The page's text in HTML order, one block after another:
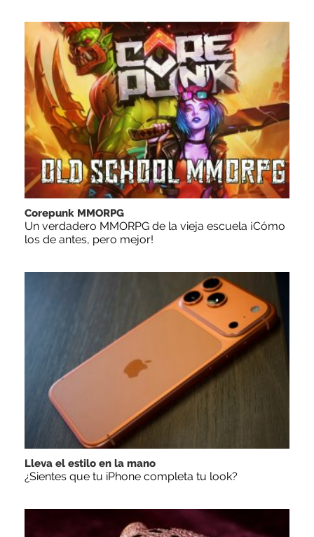
Corepunk MMORPG
Un verdadero MMORPG de la vieja escuela ¡Cómo
los de antes, pero mejor!
Lleva el estilo en la mano
¿Sientes que tu iPhone completa tu look?